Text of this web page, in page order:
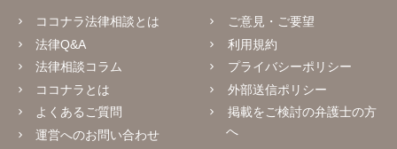
ココナラ法律相談とは
法律Q&A
法律相談コラム
ココナラとは
よくあるご質問
運営へのお問い合わせ
ご意見・ご要望
利用規約
プライバシーポリシー
外部送信ポリシー
掲載をご検討の弁護士の方
へ